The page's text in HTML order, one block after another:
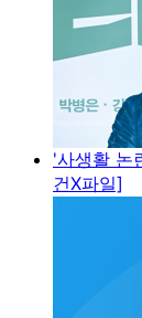
'사생활 논
건X파일]